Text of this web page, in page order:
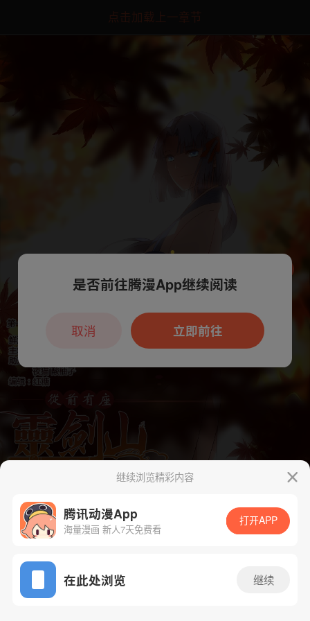
点击加载上一章节
App免费看
下一话 腾漫App免费看
继续浏览精彩内容
腾讯动漫App
海量漫画 新人7天免费看
打开APP
在此处浏览 继续
本章节仅支持App阅读，可打开App新用
户7天免费看
是否前往腾漫App继续阅读
立即前往
取消